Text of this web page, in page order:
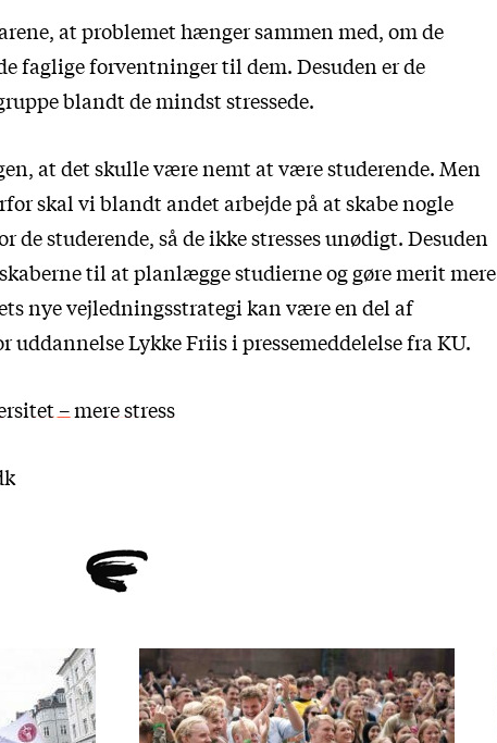
at problemet hænger sammen med, om de
faglige forventninger til dem. Desuden er de
blandt de mindst stressede.
at det skulle være nemt at være studerende. Men
skal vi blandt andet arbejde på at skabe nogle
de studerende, så de ikke stresses unødigt. Desuden
til at planlægge studierne og gøre merit mere
nye vejledningsstrategi kan være en del af
uddannelse Lykke Friis i pressemeddelelse fra KU.
– mere stress